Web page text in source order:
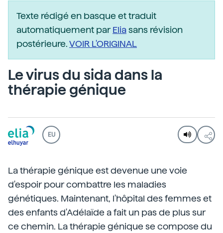
Texte rédigé en basque et traduit
automatiquement parEliasans révision
postérieure.VOIR L'ORIGINAL
Le virus du sida dans la
thérapie génique
EU
La thérapie génique est devenue une voie
d'espoir pour combattre les maladies
génétiques. Maintenant, l'hôpital des femmes et
des enfants d'Adélaïde a fait un pas de plus sur
ce chemin. La thérapie génique se compose du